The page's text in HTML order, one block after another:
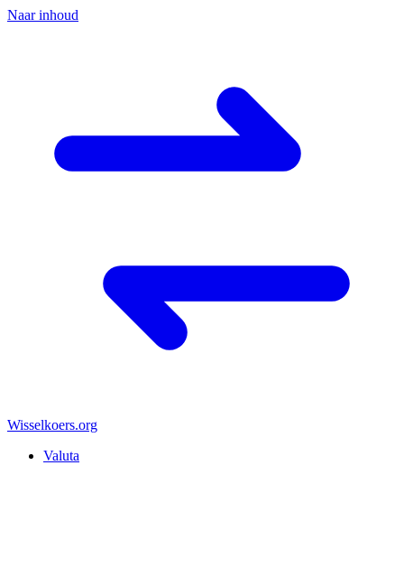
Naar inhoud
Wisselkoers.org
Valuta